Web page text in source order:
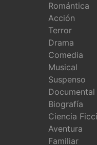
Romántica
Acción
Terror
Drama
Comedia
Musical
Suspenso
Documental
Biografía
Ciencia
Aventura
Familiar